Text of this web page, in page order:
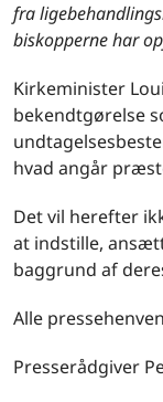
fra
biskopperne har
Kirkeminister
bekendtgørelse
hvad angår
Det vil herefter
at indstille,
baggrund af
Alle
Presserådgiver